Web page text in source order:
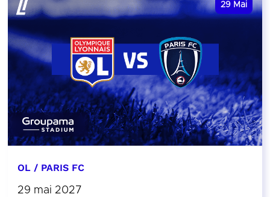
29 Mai
OL / PARIS FC
29 mai 2027